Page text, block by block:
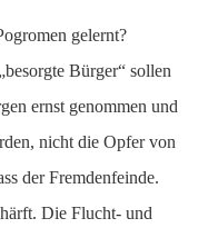
gelernt?
Bürger“ sollen
ernst genommen und
nicht die Opfer von
der Fremdenfeinde.
Die Flucht- und